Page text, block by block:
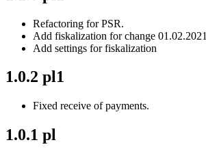
Refactoring for PSR.
Add fiskalization for change 01.02.2021
Add settings for fiskalization
1.0.2 pl1
Fixed receive of payments.
1.0.1 pl